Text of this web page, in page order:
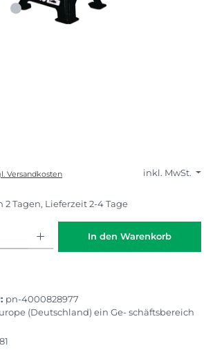
inkl. MwSt.
Versandkosten
2 Tagen, Lieferzeit 2-4 Tage
In den Warenkorb
pn-4000828977
(Deutschland) ein Ge- schäftsbereich